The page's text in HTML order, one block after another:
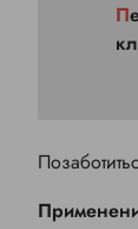
Перчатки нитриловые одноразовые служат защитным барьером для рук не только «носителя», а и